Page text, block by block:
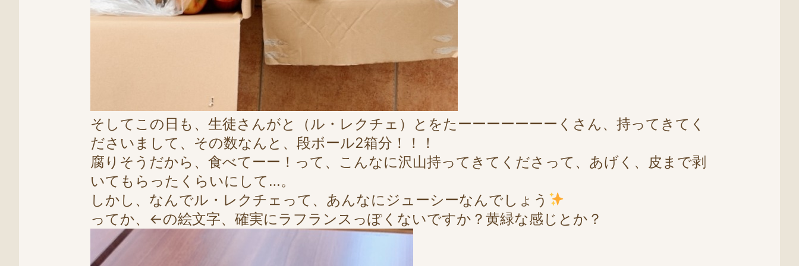
そしてこの日も、生徒さんがと （ル・レクチェ）と をたーーーーーーーくさん、持ってきてく
ださいまして、その数なんと、段ボール2箱分！！！
腐りそうだから、食べてーー！って、こんなに沢山持ってきてくださって、あげく、皮まで剥
いてもらったくらいにして…。
しかし、なんでル・レクチェ って、あんなにジューシーなんでしょう
ってか、 ←の絵文字、確実にラフランスっぽくないですか？黄緑な感じとか？